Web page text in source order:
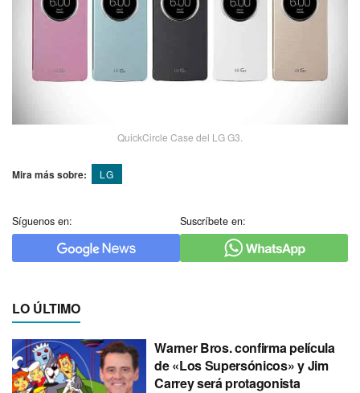
QuickCircle Case del LG G3.
Mira más sobre: LG
Síguenos en: Suscríbete en:
LO ÚLTIMO
Warner Bros. confirma película
de «Los Supersónicos» y Jim
Carrey será protagonista